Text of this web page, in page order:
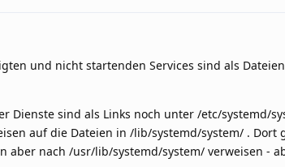
und nicht startenden Services sind als
Dienste sind als Links noch unter /etc/systemd/
auf die Dateien in /lib/systemd/system/ . Dort
aber nach /usr/lib/systemd/system/ verweisen -